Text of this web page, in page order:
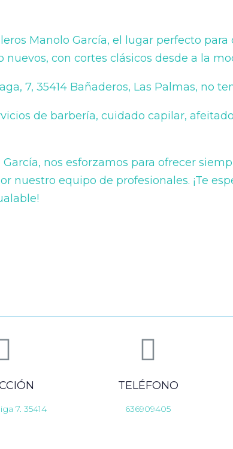
Manolo García, el lugar perfecto
con cortes clásicos desde a la
7, 35414 Bañaderos, Las Palmas, no
de barbería, cuidado capilar,
nos esforzamos para ofrecer
nuestro equipo de profesionales. ¡Te
7. 35414
TELÉFONO
636909405